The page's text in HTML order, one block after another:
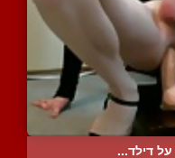
דילד...